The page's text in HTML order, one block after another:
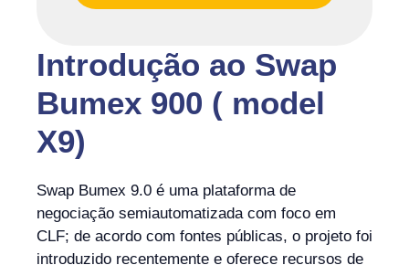
Introdução ao Swap
Bumex 900 ( model
X9)
Swap Bumex 9.0 é uma plataforma de
negociação semiautomatizada com foco em
CLF; de acordo com fontes públicas, o projeto foi
introduzido recentemente e oferece recursos de